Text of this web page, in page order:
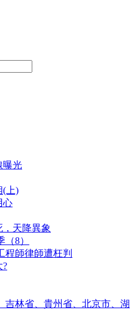
曝光
(上)
心
天降異象
8）
程師律師遭枉判
?
吉林省、貴州省、北京市、湖